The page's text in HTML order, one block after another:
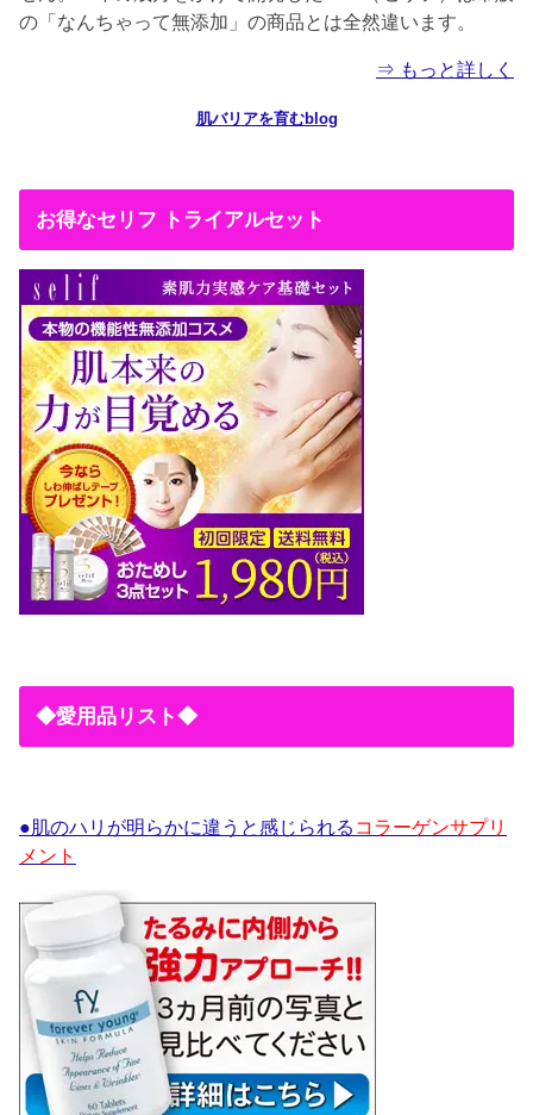
の「なんちゃって無添加」の商品とは全然違います。
⇒ もっと詳しく
肌バリアを育むblog
お得なセリフ トライアルセット
◆愛用品リスト◆
●肌のハリが明らかに違うと感じられる コラーゲンサプリ
メント